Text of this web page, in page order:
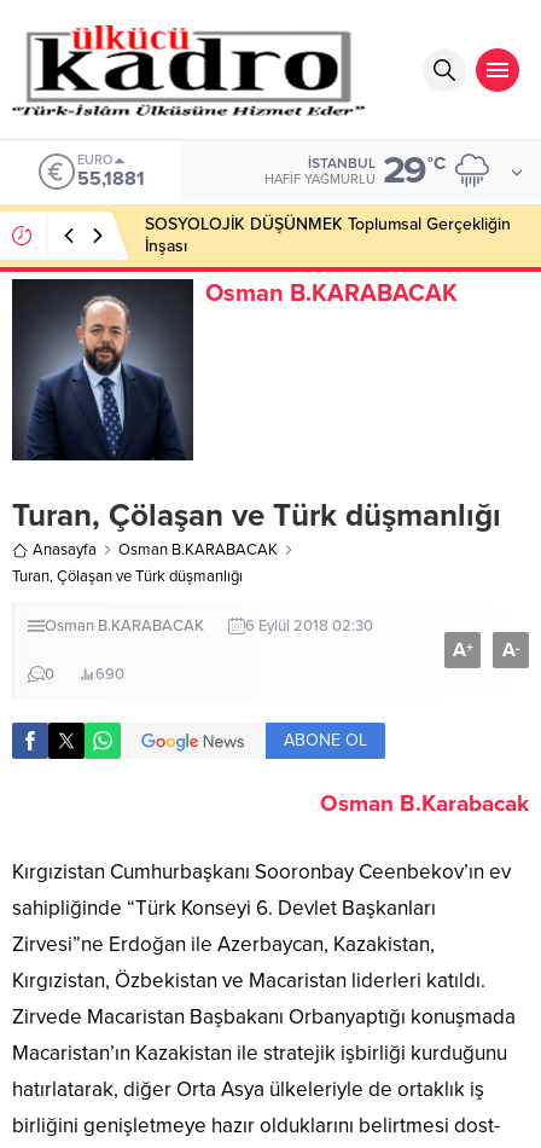
EURO
55,1881
İSTANBUL
HAFIF YAĞMURLU 29°C
SOSYOLOJİK DÜŞÜNMEK Toplumsal Gerçekliğin
İnşası
Osman B.KARABACAK
Turan, Çölaşan ve Türk düşmanlığı
Anasayfa
Osman B.KARABACAK
Turan, Çölaşan ve Türk düşmanlığı
Osman B.KARABACAK 6 Eylül 2018 02:30
0 690
A+ A-
ABONE OL
Osman B.Karabacak
Kırgızistan Cumhurbaşkanı Sooronbay Ceenbekov’ın ev
sahipliğinde “Türk Konseyi 6. Devlet Başkanları
Zirvesi”ne Erdoğan ile Azerbaycan, Kazakistan,
Kırgızistan, Özbekistan ve Macaristan liderleri katıldı.
Zirvede Macaristan Başbakanı Orbanyaptığı konuşmada
Macaristan’ın Kazakistan ile stratejik işbirliği kurduğunu
hatırlatarak, diğer Orta Asya ülkeleriyle de ortaklık iş
birliğini genişletmeye hazır olduklarını belirtmesi dost-